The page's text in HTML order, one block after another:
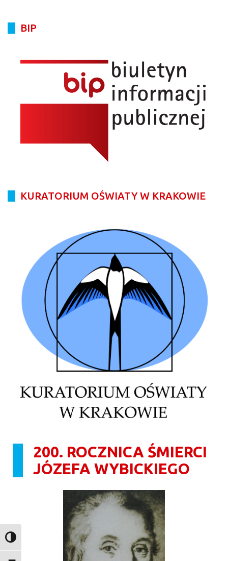
Toggle High Contrast
BIP
KURATORIUM OŚWIATY W KRAKOWIE
200. ROCZNICA ŚMIERCI
JÓZEFA WYBICKIEGO